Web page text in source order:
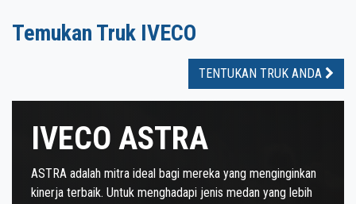
Temukan Truk IVECO
TENTUKAN TRUK ANDA
IVECO ASTRA
ASTRA adalah mitra ideal bagi mereka yang menginginkan
kinerja terbaik. Untuk menghadapi jenis medan yang lebih